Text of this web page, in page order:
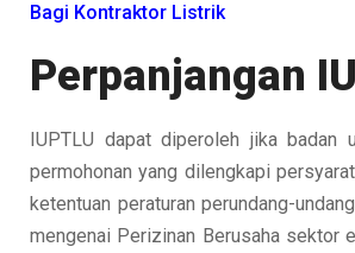
Bagi Kontraktor Listrik
Perpanjangan
IUPTLU dapat diperoleh jika badan
permohonan yang dilengkapi
ketentuan peraturan perundang-
mengenai Perizinan Berusaha sektor